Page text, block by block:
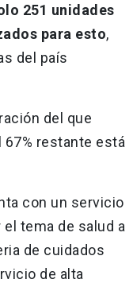
251 unidades
para esto,
del país
del que
restante está
con un servicio
tema de salud a
de cuidados
de alta